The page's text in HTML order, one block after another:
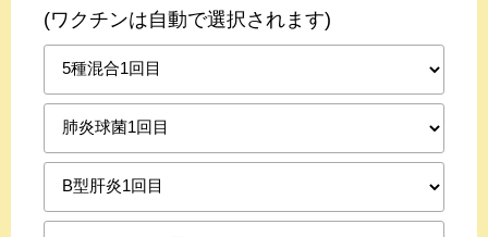
(ワクチンは自動で選択されます)